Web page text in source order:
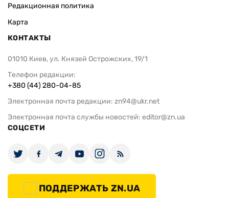
Редакционная политика
Карта
КОНТАКТЫ
01010 Киев, ул. Князей Острожских, 19/1
Телефон редакции:
+380 (44) 280-04-85
Электронная почта редакции: zn94@ukr.net
Электронная почта службы новостей: editor@zn.ua
СОЦСЕТИ
ПОДДЕРЖАТЬ ZN.UA